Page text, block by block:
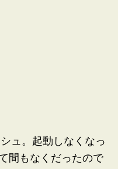
ュ。起動しなくなっ
間もなくだったので